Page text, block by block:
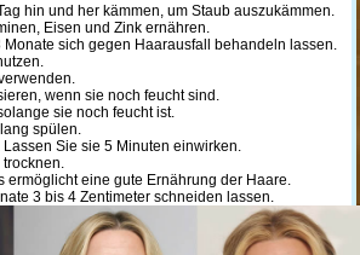
hin und her kämmen, um Staub auszukämmen.
Eisen und Zink ernähren.
sich gegen Haarausfall behandeln lassen.
wenn sie noch feucht sind.
sie noch feucht ist.
spülen.
Sie sie 5 Minuten einwirken.
ermöglicht eine gute Ernährung der Haare.
3 bis 4 Zentimeter schneiden lassen.